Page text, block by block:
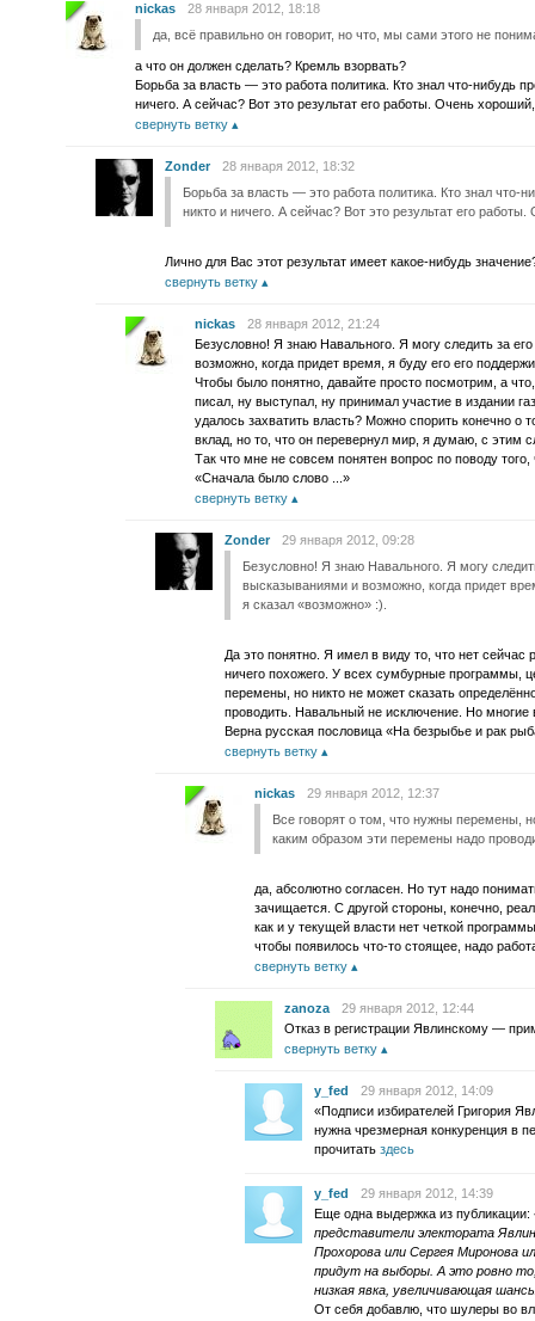
nickas
28 января 2012, 18:18
да, всё правильно он говорит, но что, мы сами этого не
а что он должен сделать? Кремль взорвать?
Борьба за власть — это работа политика. Кто знал что-нибудь
ничего. А сейчас? Вот это результат его работы. Очень
свернуть ветку
Zonder
28 января 2012, 18:32
Борьба за власть — это работа политика. Кто знал что-
никто и ничего. А сейчас? Вот это результат его
Лично для Вас этот результат имеет какое-нибудь
свернуть ветку
nickas
28 января 2012, 21:24
Безусловно! Я знаю Навального. Я могу следить за
возможно, когда придет время, я буду его его
Чтобы было понятно, давайте просто посмотрим, а
писал, ну выступал, ну принимал участие в издании
удалось захватить власть? Можно спорить конечно о
вклад, но то, что он перевернул мир, я думаю, с этим
Так что мне не совсем понятен вопрос по поводу
«Сначала было слово ...»
свернуть ветку
Zonder
29 января 2012, 09:28
Безусловно! Я знаю Навального. Я могу
высказываниями и возможно, когда придет
я сказал «возможно» :).
Да это понятно. Я имел в виду то, что нет сейчас
ничего похожего. У всех сумбурные программы,
перемены, но никто не может сказать
проводить. Навальный не исключение. Но
Верна русская пословица «На безрыбье и рак
свернуть ветку
nickas
29 января 2012, 12:37
Все говорят о том, что нужны перемены,
каким образом эти перемены надо
да, абсолютно согласен. Но тут надо
зачищается. С другой стороны, конечно,
как и у текущей власти нет четкой
чтобы появилось что-то стоящее, надо
свернуть ветку
zanoza
29 января 2012, 12:44
Отказ в регистрации Явлинскому —
свернуть ветку
y_fed
29 января 2012, 14:09
«Подписи избирателей Григория
нужна чрезмерная конкуренция в
прочитать здесь
y_fed
29 января 2012, 14:39
Еще одна выдержка из публикации:
представители электората
Прохорова или Сергея Миронова
придут на выборы. А это ровно
низкая явка, увеличивающая
От себя добавлю, что шулеры во